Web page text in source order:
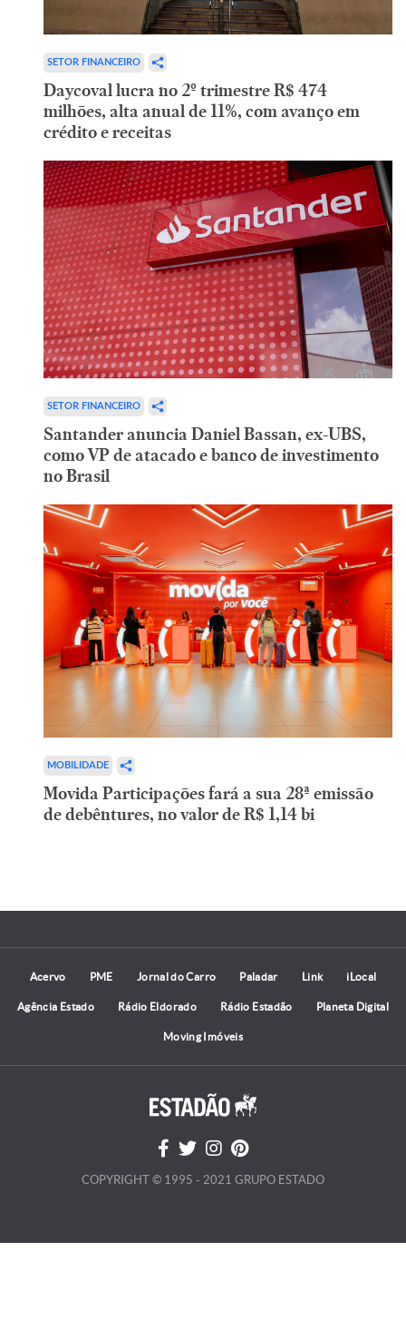
SETOR FINANCEIRO
Daycoval lucra no 2º trimestre R$ 474
milhões, alta anual de 11%, com avanço em
crédito e receitas
SETOR FINANCEIRO
Santander anuncia Daniel Bassan, ex-UBS,
como VP de atacado e banco de investimento
no Brasil
MOBILIDADE
Movida Participações fará a sua 28ª emissão
de debêntures, no valor de R$ 1,14 bi
Acervo PME Jornal do Carro Paladar Link iLocal
Agência Estado Rádio Eldorado Rádio Estadão Planeta Digital
Moving Imóveis
COPYRIGHT © 1995 - 2021 GRUPO ESTADO